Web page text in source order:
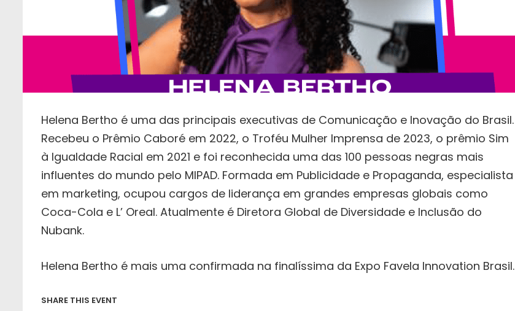
Helena Bertho é uma das principais executivas de Comunicação e Inovação do Brasil.
Recebeu o Prêmio Caboré em 2022, o Troféu Mulher Imprensa de 2023, o prêmio Sim
à Igualdade Racial em 2021 e foi reconhecida uma das 100 pessoas negras mais
influentes do mundo pelo MIPAD. Formada em Publicidade e Propaganda, especialista
em marketing, ocupou cargos de liderança em grandes empresas globais como
Coca-Cola e L’ Oreal. Atualmente é Diretora Global de Diversidade e Inclusão do
Nubank.
Helena Bertho é mais uma confirmada na finalíssima da Expo Favela Innovation Brasil.
SHARE THIS EVENT